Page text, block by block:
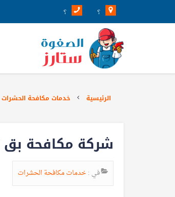
؟
الرئيسية خدمات مكافحة الحشرات
شركة مكافحة بق
في : خدمات مكافحة الحشرات